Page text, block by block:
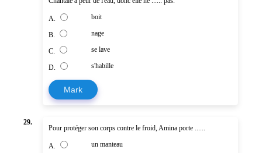
A. boit
B. nage
C. se lave
D. s'habille
Mark
29.
Pour protéger son corps contre le froid, Amina porte ......
A. un manteau